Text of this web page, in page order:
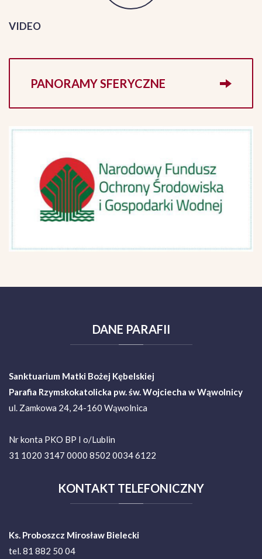
VIDEO
PANORAMY SFERYCZNE
DANE PARAFII
Sanktuarium Matki Bożej Kębelskiej
Parafia Rzymskokatolicka pw. św. Wojciecha w Wąwolnicy
ul. Zamkowa 24, 24-160 Wąwolnica
Nr konta PKO BP I o/Lublin
31 1020 3147 0000 8502 0034 6122
KONTAKT TELEFONICZNY
Ks. Proboszcz Mirosław Bielecki
tel. 81 882 50 04